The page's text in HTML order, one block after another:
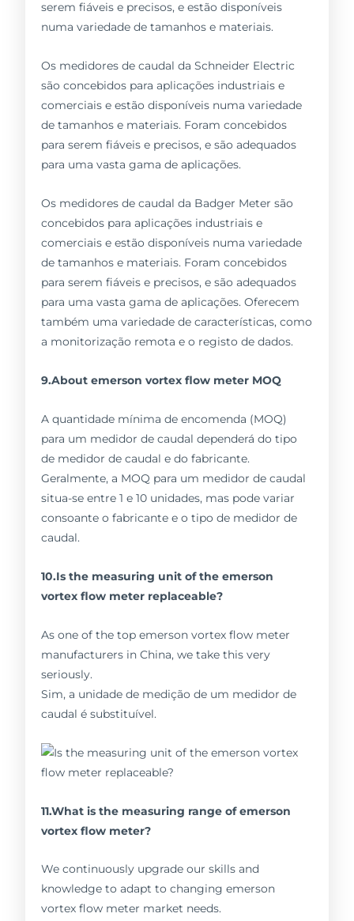
serem fiáveis e precisos, e estão disponíveis
numa variedade de tamanhos e materiais.
Os medidores de caudal da Schneider Electric
são concebidos para aplicações industriais e
comerciais e estão disponíveis numa variedade
de tamanhos e materiais. Foram concebidos
para serem fiáveis e precisos, e são adequados
para uma vasta gama de aplicações.
Os medidores de caudal da Badger Meter são
concebidos para aplicações industriais e
comerciais e estão disponíveis numa variedade
de tamanhos e materiais. Foram concebidos
para serem fiáveis e precisos, e são adequados
para uma vasta gama de aplicações. Oferecem
também uma variedade de características, como
a monitorização remota e o registo de dados.
9.About emerson vortex flow meter MOQ
A quantidade mínima de encomenda (MOQ)
para um medidor de caudal dependerá do tipo
de medidor de caudal e do fabricante.
Geralmente, a MOQ para um medidor de caudal
situa-se entre 1 e 10 unidades, mas pode variar
consoante o fabricante e o tipo de medidor de
caudal.
10.Is the measuring unit of the emerson
vortex flow meter replaceable?
As one of the top emerson vortex flow meter
manufacturers in China, we take this very
seriously.
Sim, a unidade de medição de um medidor de
caudal é substituível.
11.What is the measuring range of emerson
vortex flow meter?
We continuously upgrade our skills and
knowledge to adapt to changing emerson
vortex flow meter market needs.